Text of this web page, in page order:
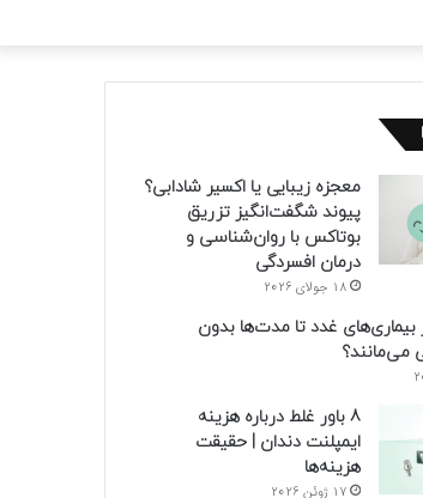
معجزه زیبایی یا اکسیر شادابی؟
پیوند شگفت‌انگیز تزریق
بوتاکس با روان‌شناسی و
درمان افسردگی
18 جولای 2026
بیماری‌های غدد تا مدت‌ها بدون
می‌مانند؟
8 باور غلط درباره هزینه
ایمپلنت دندان | حقیقت
هزینه‌ها
17 ژوئن 2026